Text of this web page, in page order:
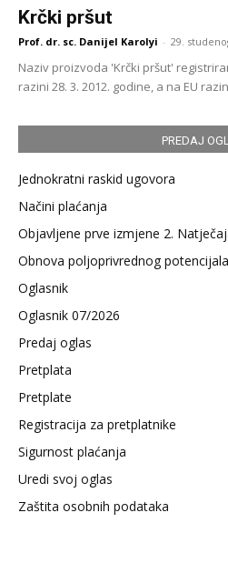
Krčki pršut
Prof. dr. sc. Danijel Karolyi - 29.
Naziv proizvoda 'Krčki pršut'
razini 28. 3. 2012. godine, a na EU
PREDAJ
Jednokratni raskid ugovora
Načini plaćanja
Objavljene prve izmjene 2.
Obnova poljoprivrednog potencijala
Oglasnik
Oglasnik 07/2026
Predaj oglas
Pretplata
Pretplate
Registracija za pretplatnike
Sigurnost plaćanja
Uredi svoj oglas
Zaštita osobnih podataka